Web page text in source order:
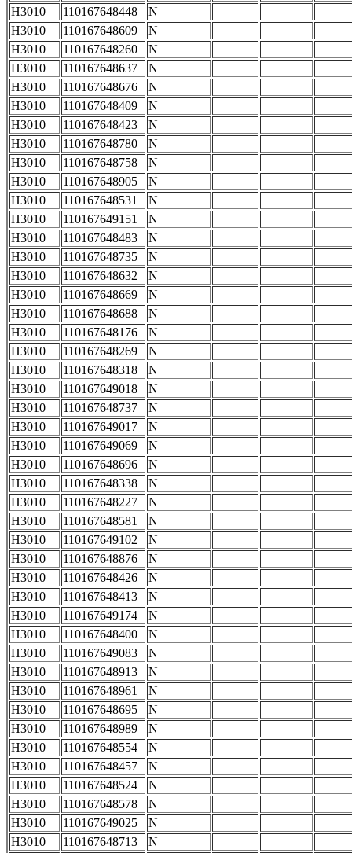
H3010
110167648448
N
H3010
110167648609
N
H3010
110167648260
N
H3010
110167648637
N
H3010
110167648676
N
H3010
110167648409
N
H3010
110167648423
N
H3010
110167648780
N
H3010
110167648758
N
H3010
110167648905
N
H3010
110167648531
N
H3010
110167649151
N
H3010
110167648483
N
H3010
110167648735
N
H3010
110167648632
N
H3010
110167648669
N
H3010
110167648688
N
H3010
110167648176
N
H3010
110167648269
N
H3010
110167648318
N
H3010
110167649018
N
H3010
110167648737
N
H3010
110167649017
N
H3010
110167649069
N
H3010
110167648696
N
H3010
110167648338
N
H3010
110167648227
N
H3010
110167648581
N
H3010
110167649102
N
H3010
110167648876
N
H3010
110167648426
N
H3010
110167648413
N
H3010
110167649174
N
H3010
110167648400
N
H3010
110167649083
N
H3010
110167648913
N
H3010
110167648961
N
H3010
110167648695
N
H3010
110167648989
N
H3010
110167648554
N
H3010
110167648457
N
H3010
110167648524
N
H3010
110167648578
N
H3010
110167649025
N
H3010
110167648713
N